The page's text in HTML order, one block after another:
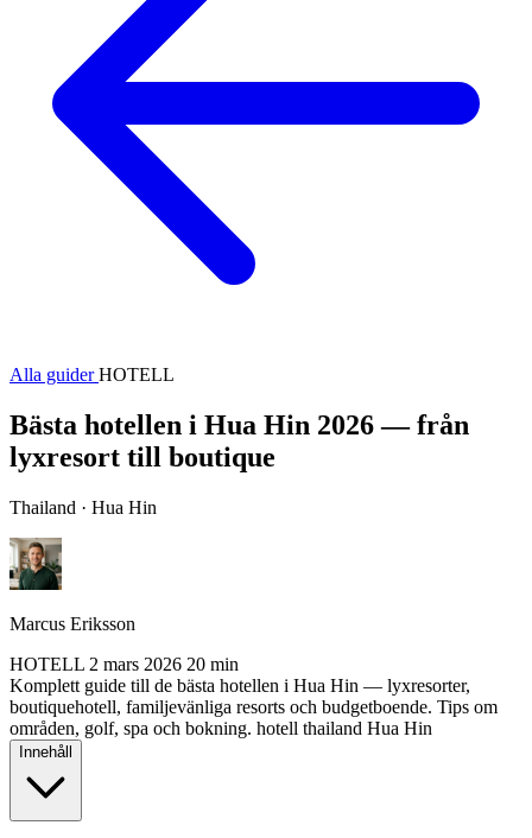
Alla guiderHOTELL
Bästa hotellen i Hua Hin 2026 — från
lyxresort till boutique
Thailand · Hua Hin
Marcus Eriksson
HOTELL 2 mars 2026 20 min
Komplett guide till de bästa hotellen i Hua Hin — lyxresorter,
boutiquehotell, familjevänliga resorts och budgetboende. Tips om
områden, golf, spa och bokning. hotell thailand Hua Hin
Innehåll